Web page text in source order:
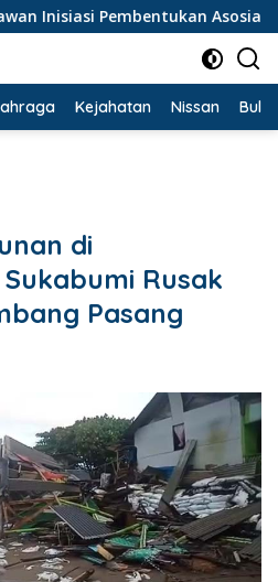
Asosiasi BPJS
Kejahatan Nissan
di
Rusak
Pasang